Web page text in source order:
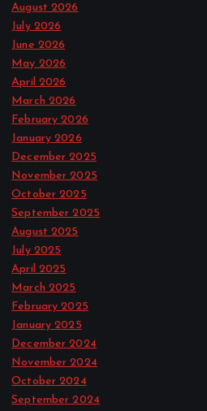
August 2026
July 2026
June 2026
May 2026
April 2026
March 2026
February 2026
January 2026
December 2025
November 2025
October 2025
September 2025
August 2025
July 2025
April 2025
March 2025
February 2025
January 2025
December 2024
November 2024
October 2024
September 2024